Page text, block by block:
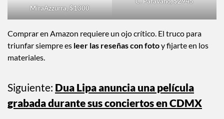
MiraAzzurra, $1300
C. Paravano, $2945
triunfar siempre esleer las reseñas con fotoy fijarte en los
materiales.